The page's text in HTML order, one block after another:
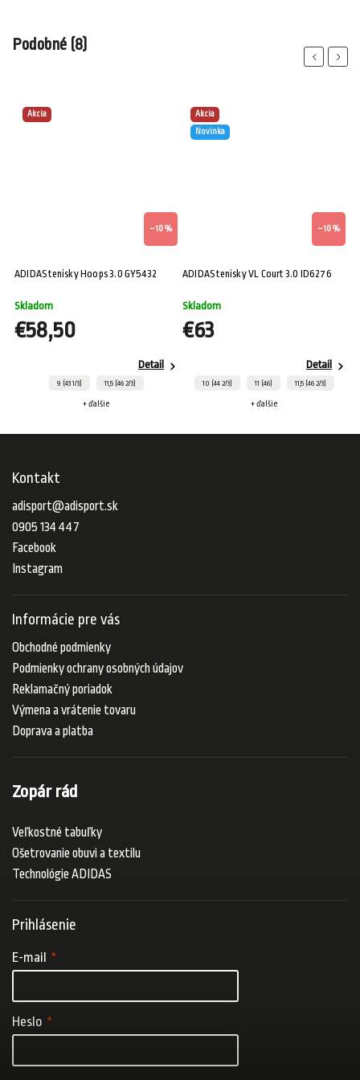
Podobné (8)
Previous
Akcia
–10 %
ADIDAS tenisky Hoops 3.0 GY5432
Skladom
€58,50
Detail
9 (43 1/3) 11,5 (46 2/3)
+ ďalšie
Akcia
Novinka
–10 %
ADIDAS tenisky VL Court 3.0 ID6276
Skladom
€63
Detail
10 (44 2/3) 11 (46) 11,5 (46 2/3)
+ ďalšie
Next
Kontakt
adisport@adisport.sk
0905 134 447
Facebook
Instagram
Informácie pre vás
Obchodné podmienky
Podmienky ochrany osobných údajov
Reklamačný poriadok
Výmena a vrátenie tovaru
Doprava a platba
Zopár rád
Veľkostné tabuľky
Ošetrovanie obuvi a textilu
Technológie ADIDAS
Prihlásenie
E-mail
Heslo